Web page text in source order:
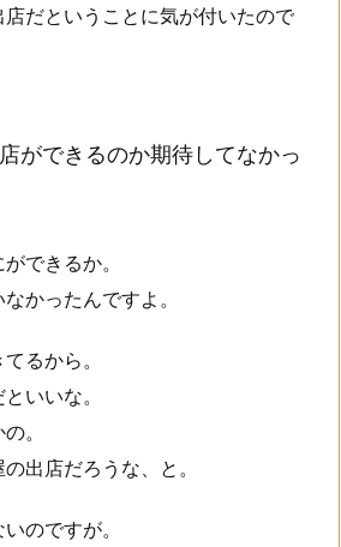
店だということに気が付いたので
ができるのか期待してなかっ
できるか。
かったんですよ。
るから。
いいな。
。
出店だろうな、と。
のですが。